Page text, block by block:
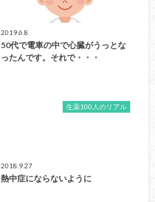
2019.6.8
50代で電車の中で心臓がうっとな
ったんです。それで・・・
生薬100人のリアル
2018.9.27
熱中症にならないように